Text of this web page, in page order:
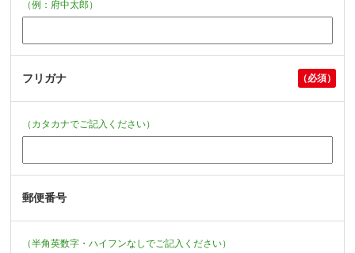
（例：府中太郎）
フリガナ
（カタカナでご記入ください）
郵便番号
（半角英数字・ハイフンなしでご記入ください）